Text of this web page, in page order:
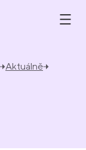
Aktuálně